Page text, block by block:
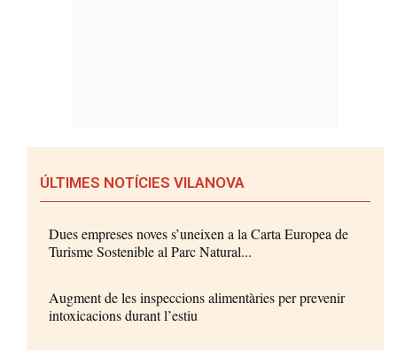
ÚLTIMES NOTÍCIES VILANOVA
Dues empreses noves s’uneixen a la Carta Europea de
Turisme Sostenible al Parc Natural...
Augment de les inspeccions alimentàries per prevenir
intoxicacions durant l’estiu